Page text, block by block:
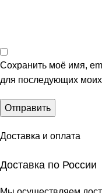
Сохранить моё имя,
для последующих
Доставка и оплата
Доставка по России